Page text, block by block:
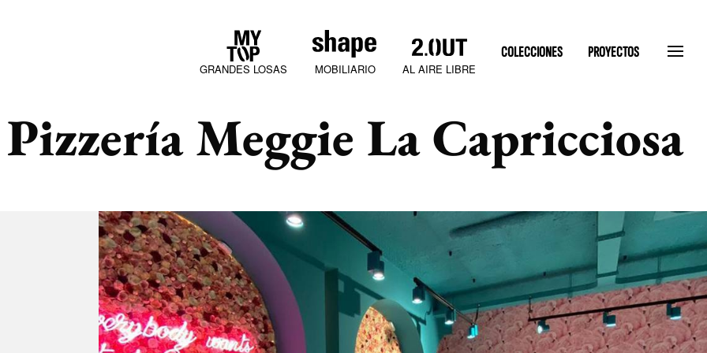
GRANDES LOSAS MOBILIARIO AL AIRE LIBRE
COLECCIONES
COLLECTIONS
JURA MOOD SLATEN STONE
PROYECTOS
Pizzería Meggie La Capricciosa